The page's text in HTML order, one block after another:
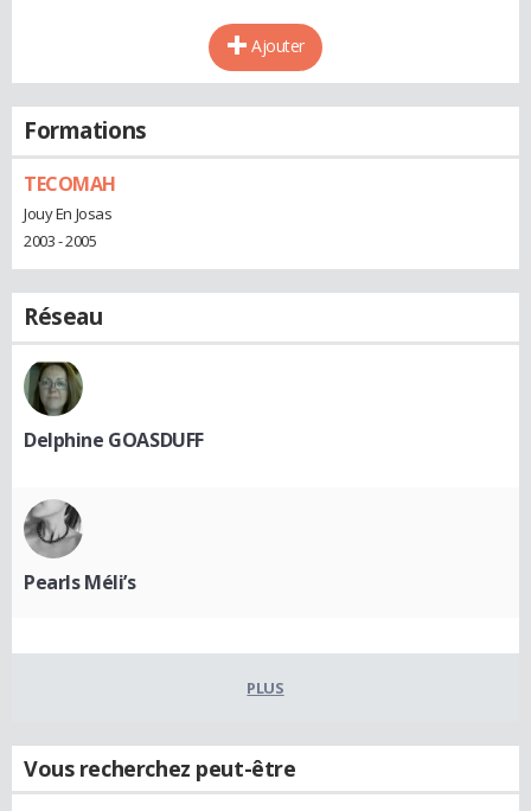
Ajouter
Formations
TECOMAH
Jouy En Josas
2003 - 2005
Réseau
Delphine GOASDUFF
Pearls Méli’s
PLUS
Vous recherchez peut-être